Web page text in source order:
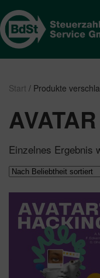
Start / Produkte
Einzelnes Ergebnis